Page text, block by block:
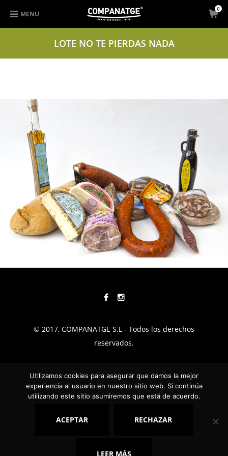
MENU
0
LOTE NO TE PIERDAS NADA
© 2017, COMPANATGE S.L - Todos los derechos
reservados.
TÉRMINOS Y CONDICIONES
POLÍTICA DE PRIVACIDAD
FAQ
Utilizamos cookies para asegurar que damos la mejor
experiencia al usuario en nuestro sitio web. Si continúa
utilizando este sitio asumiremos que está de acuerdo.
ACEPTAR RECHAZAR
LEER MÁS